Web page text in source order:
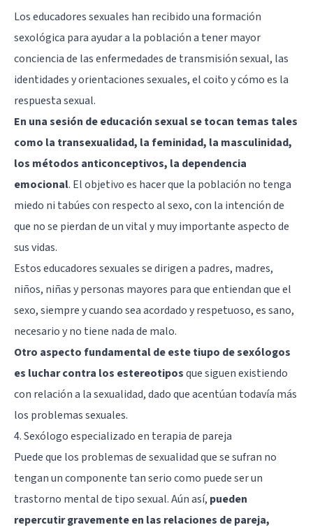
Los educadores sexuales han recibido una formación
sexológica para ayudar a la población a tener mayor
conciencia de las enfermedades de transmisión sexual, las
identidades y orientaciones sexuales, el coito y cómo es la
respuesta sexual.
En una sesión de educación sexual se tocan temas tales
como la transexualidad, la feminidad, la masculinidad,
los métodos anticonceptivos, la dependencia
emocional. El objetivo es hacer que la población no tenga
miedo ni tabúes con respecto al sexo, con la intención de
que no se pierdan de un vital y muy importante aspecto de
sus vidas.
Estos educadores sexuales se dirigen a padres, madres,
niños, niñas y personas mayores para que entiendan que el
sexo, siempre y cuando sea acordado y respetuoso, es sano,
necesario y no tiene nada de malo.
Otro aspecto fundamental de este tiupo de sexólogos
es luchar contra los estereotiposque siguen existiendo
con relación a la sexualidad, dado que acentúan todavía más
los problemas sexuales.
4. Sexólogo especializado en terapia de pareja
Puede que los problemas de sexualidad que se sufran no
tengan un componente tan serio como puede ser un
trastorno mental de tipo sexual. Aún así, pueden
repercutir gravemente en las relaciones de pareja,